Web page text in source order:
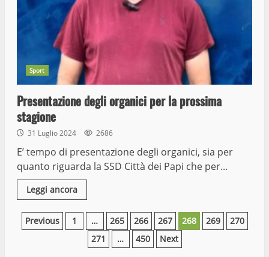
Sport
Presentazione degli organici per la prossima
stagione
31 Luglio 2024 2686
E’ tempo di presentazione degli organici, sia per
quanto riguarda la SSD Città dei Papi che per...
Leggi ancora
Paginazione
Previous 1 … 265 266 267 268 269
270
271
… 450 Next